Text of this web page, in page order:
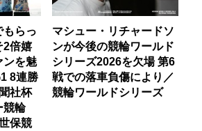
もらっ
2倍嬉
ンを魅
8連勝
社杯
競輪
保競
マシュー・リチャードソ
ンが今後の競輪ワールド
シリーズ2026を欠場 第6
戦での落車負傷により／
競輪ワールドシリーズ